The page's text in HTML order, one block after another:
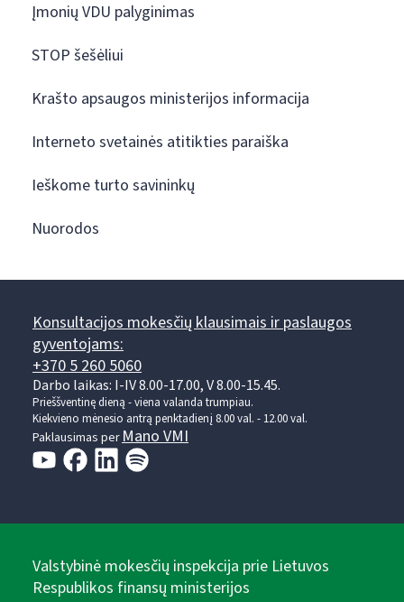
Įmonių VDU palyginimas
STOP šešėliui
Krašto apsaugos ministerijos informacija
Interneto svetainės atitikties paraiška
Ieškome turto savininkų
Nuorodos
Konsultacijos mokesčių klausimais ir paslaugos
gyventojams:
+370 5 260 5060
Darbo laikas: I-IV 8.00-17.00, V 8.00-15.45.
Prieššventinę dieną - viena valanda trumpiau.
Kiekvieno mėnesio antrą penktadienį 8.00 val. - 12.00 val.
Paklausimas perMano VMI
Valstybinė mokesčių inspekcija prie Lietuvos
Respublikos finansų ministerijos